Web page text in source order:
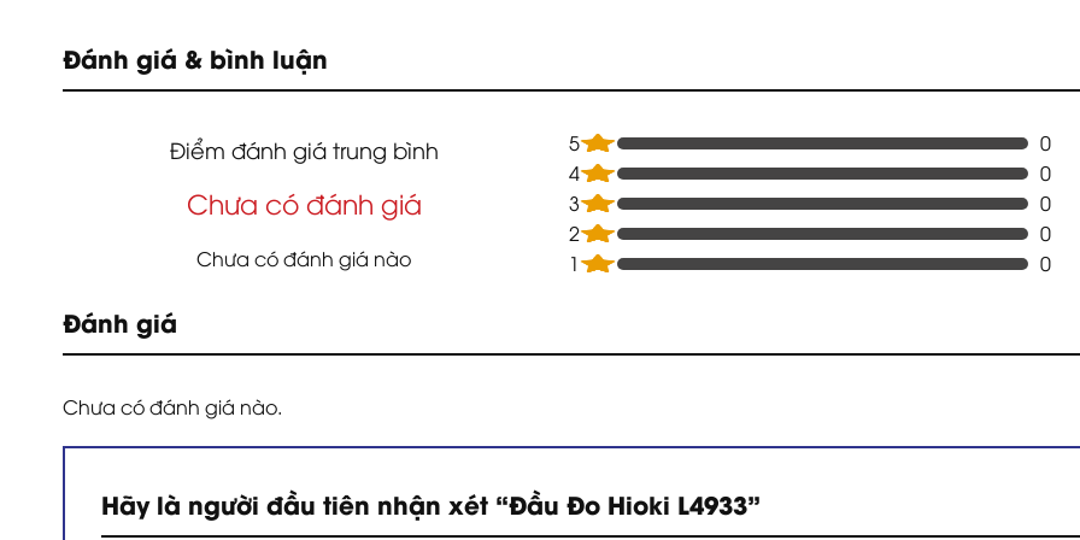
Đánh giá & bình luận
Điểm đánh giá trung bình
Chưa có đánh giá
Chưa có đánh giá nào
5
0
4
0
3
0
2
0
1
0
Đánh giá
Chưa có đánh giá nào.
Hãy là người đầu tiên nhận xét “Đầu Đo Hioki L4933”